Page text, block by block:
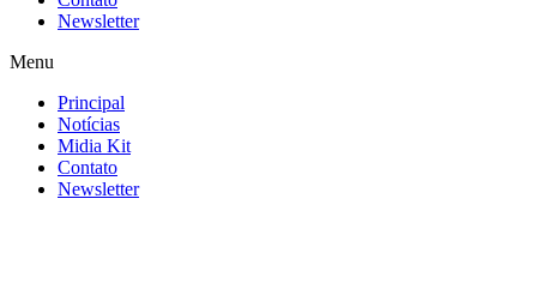
Newsletter
Menu
Principal
Notícias
Midia Kit
Contato
Newsletter